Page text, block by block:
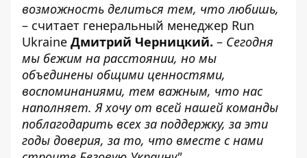
возможность делиться тем, что любишь,
– считает генеральный менеджер Run
Ukraine Дмитрий Черницкий. – Сегодня
мы бежим на расстоянии, но мы
объединены общими ценностями,
воспоминаниями, тем важным, что нас
наполняет. Я хочу от всей нашей команды
поблагодарить всех за поддержку, за эти
годы доверия, за то, что вместе с нами